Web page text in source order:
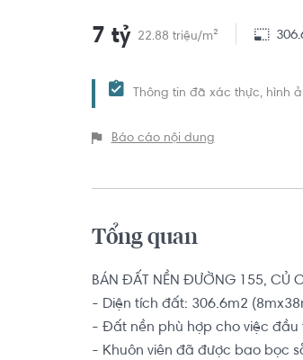
7 tỷ 22.88 triệu/m²
Thông tin đã xác thực, hình
Báo cáo nội dung
Tổng quan
BÁN ĐẤT NỀN ĐƯỜNG 155, CỦ
- Diện tích đất: 306.6m2
- Đất nền phù hợp cho việc
- Khuôn viên đã được bao bọc